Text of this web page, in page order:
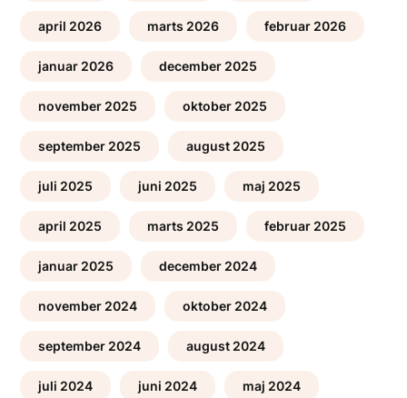
april 2026 marts 2026 februar 2026
januar 2026 december 2025
november 2025 oktober 2025
september 2025 august 2025
juli 2025 juni 2025 maj 2025
april 2025 marts 2025 februar 2025
januar 2025 december 2024
november 2024 oktober 2024
september 2024 august 2024
juli 2024 juni 2024 maj 2024